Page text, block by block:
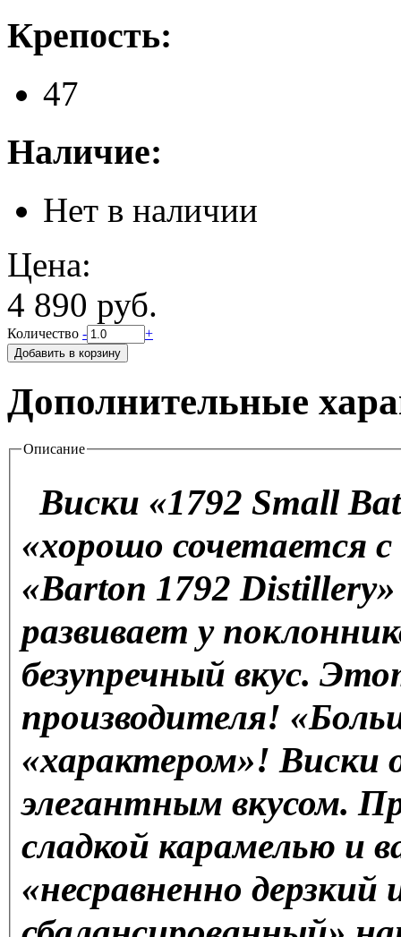
Крепость:
47
Наличие:
Нет в наличии
Цена:
4 890 руб.
Количество - +
Дополнительные
Описание
Виски «1792 Small
«хорошо сочетается
«Barton 1792
развивает у
безупречный вкус.
производителя!
«характером»! Виски
элегантным вкусом.
сладкой карамелью и
«несравненно